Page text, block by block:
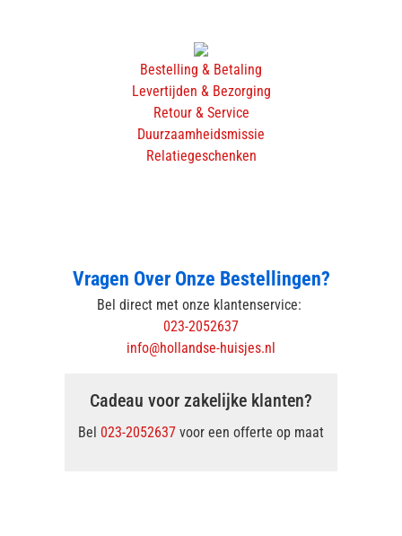
Bestelling & Betaling
Levertijden & Bezorging
Retour & Service
Duurzaamheidsmissie
Relatiegeschenken
Vragen Over Onze Bestellingen?
Bel direct met onze klantenservice:
023-2052637
info@hollandse-huisjes.nl
Cadeau voor zakelijke klanten?
Bel 023-2052637 voor een offerte op maat